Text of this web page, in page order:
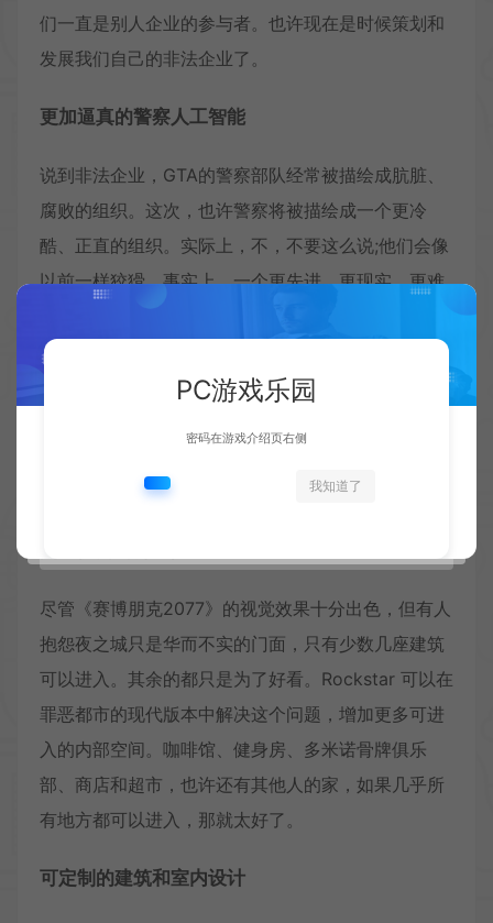
们一直是别人企业的参与者。也许现在是时候策划和
发展我们自己的非法企业了。
更加逼真的警察人工智能
说到非法企业，GTA的警察部队经常被描绘成肮脏、
腐败的组织。这次，也许警察将被描绘成一个更冷
酷、正直的组织。实际上，不，不要这么说;他们会像
以前一样狡猾。事实上，一个更先进、更现实、更难
以战胜的罪恶都市警察局似乎是有可能的。有传言
说，调度计时器意味着警察需要时间来处理犯罪（不
同于他们立即出现在他们喜欢的任何地方），但他们
现实的补充。
尽管《赛博朋克2077》的视觉效果十分出色，但有人
抱怨夜之城只是华而不实的门面，只有少数几座建筑
可以进入。其余的都只是为了好看。Rockstar 可以在
罪恶都市的现代版本中解决这个问题，增加更多可进
入的内部空间。咖啡馆、健身房、多米诺骨牌俱乐
部、商店和超市，也许还有其他人的家，如果几乎所
有地方都可以进入，那就太好了。
可定制的建筑和室内设计
PC游戏乐园
密码在游戏介绍页右侧
我知道了